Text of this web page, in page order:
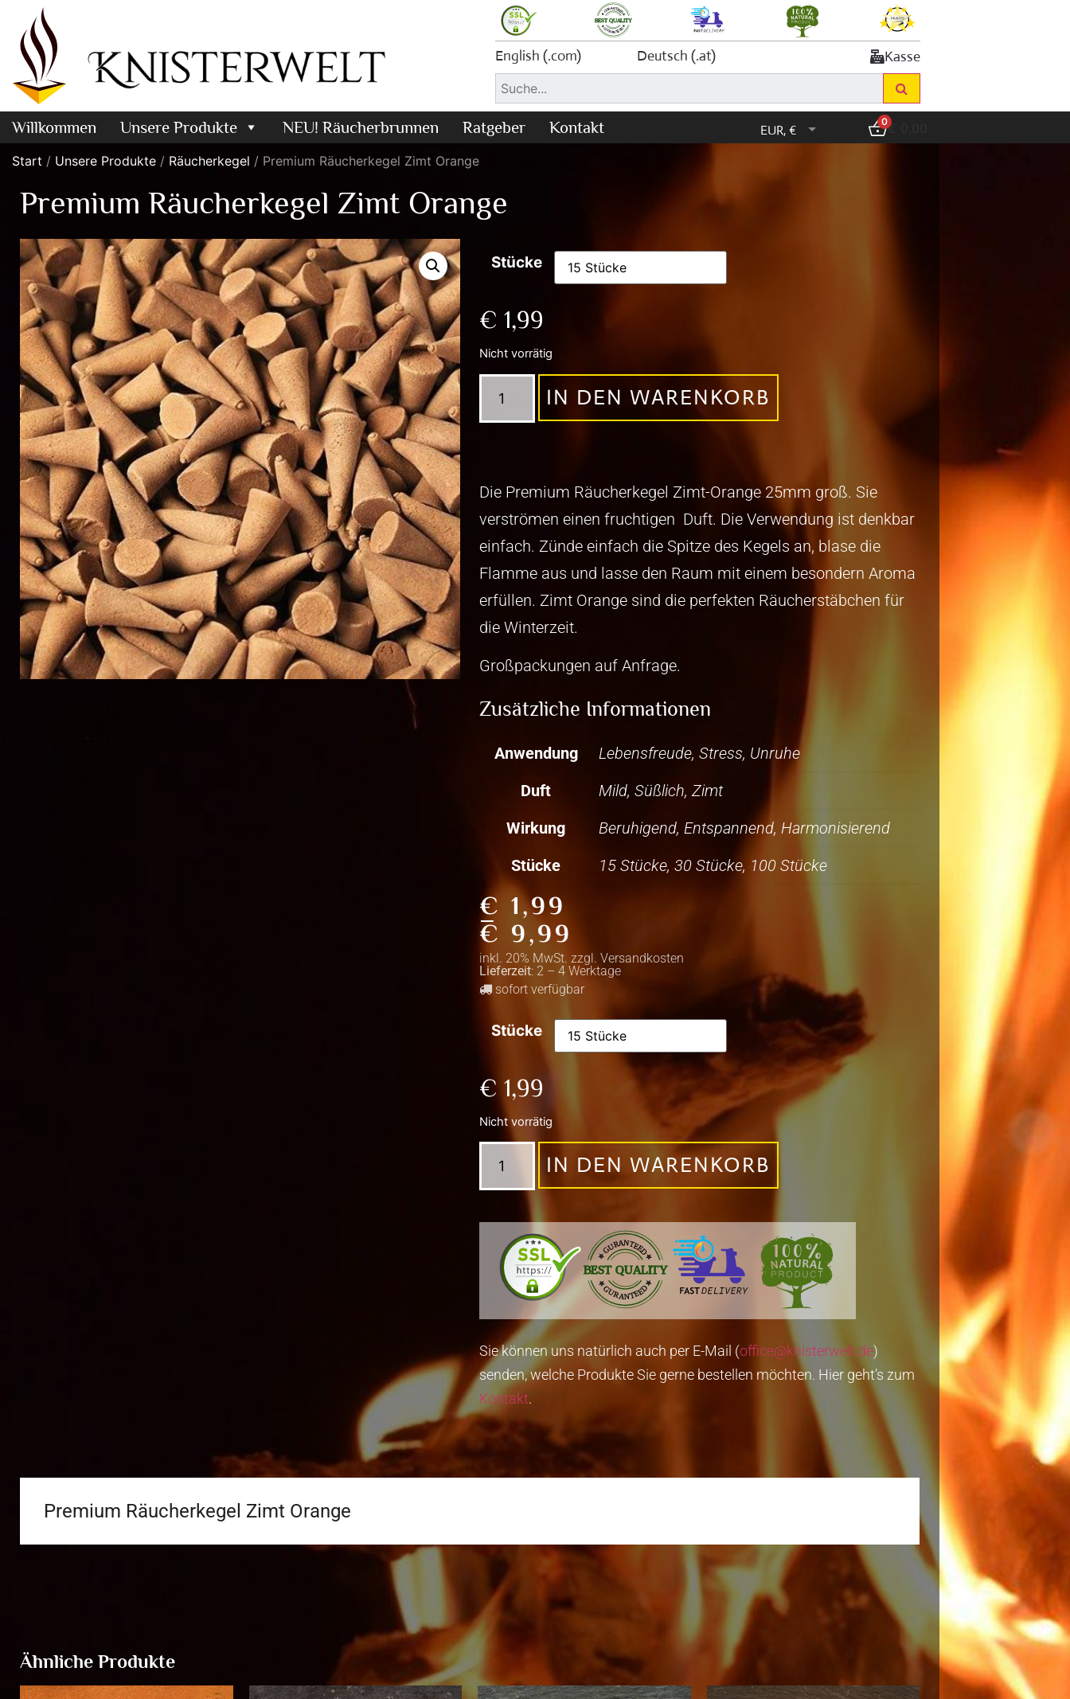
English (.com) Deutsch (.at) Kasse
EUR, €
0€
Willkommen Unsere Produkte NEU! Räucherbrunnen Ratgeber Kontakt
Start / Unsere Produkte / Räucherkegel / Premium Räucherkegel Zimt Orange
Premium Räucherkegel Zimt Orange
Stücke
€ 1,99
Nicht vorrätig
IN DEN WARENKORB
Die Premium Räucherkegel Zimt-Orange 25mm groß. Sie
verströmen einen fruchtigen Duft. Die Verwendung ist denkbar
einfach. Zünde einfach die Spitze des Kegels an, blase die
Flamme aus und lasse den Raum mit einem besondern Aroma
erfüllen. Zimt Orange sind die perfekten Räucherstäbchen für
die Winterzeit.
Großpackungen auf Anfrage.
Zusätzliche Informationen
Anwendung
Lebensfreude, Stress, Unruhe
Duft
Mild, Süßlich, Zimt
Wirkung
Beruhigend, Entspannend, Harmonisierend
Stücke
15 Stücke, 30 Stücke, 100 Stücke
€ 1,99
–
€ 9,99
inkl. 20% MwSt. zzgl. Versandkosten
Lieferzeit: 2 – 4 Werktage
sofort verfügbar
Stücke
€ 1,99
Nicht vorrätig
IN DEN WARENKORB
Sie können uns natürlich auch per E-Mail (office@knisterwelt.de)
senden, welche Produkte Sie gerne bestellen möchten. Hier geht’s zum
Kontakt.
Premium Räucherkegel Zimt Orange
Ähnliche Produkte